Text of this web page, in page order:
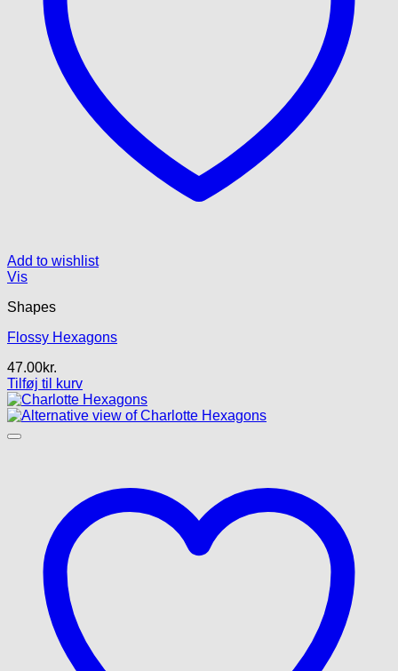
Add to wishlist
Vis
Shapes
Flossy Hexagons
47.00kr.
Tilføj til kurv